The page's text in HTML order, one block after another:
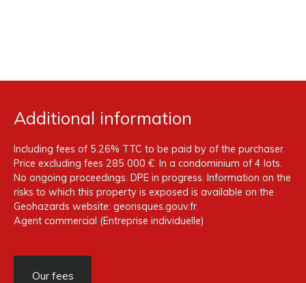
Additional information
Including fees of 5.26% TTC to be paid by of the purchaser.
Price excluding fees 285 000 €. In a condominium of 4 lots.
No ongoing proceedings. DPE in progress. Information on the
risks to which this property is exposed is available on the
Geohazards website: georisques.gouv.fr.
Agent commercial (Entreprise individuelle)
Our fees